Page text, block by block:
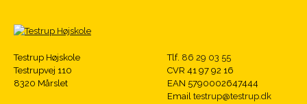
Testrup Højskole
Testrupvej 110
8320 Mårslet
Tlf. 86 29 03 55
CVR 41 97 92 16
EAN 5790002647444
Email testrup@testrup.dk